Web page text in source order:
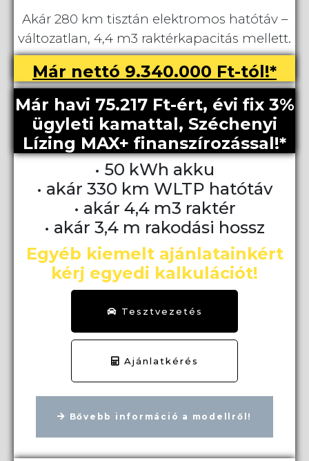
Akár 280 km tisztán elektromos hatótáv –
változatlan, 4,4 m3 raktérkapacitás mellett.
Már nettó 9.340.000 Ft-tól!*
Már havi 75.217 Ft-ért, évi fix 3%
ügyleti kamattal, Széchenyi
Lízing MAX+ finanszírozással!*
• 50 kWh akku
• akár 330 km WLTP hatótáv
• akár 4,4 m3 raktér
• akár 3,4 m rakodási hossz
Egyéb kiemelt ajánlatainkért
kérj egyedi kalkulációt!
Tesztvezetés
Ajánlatkérés
Bővebb információ a modellről!